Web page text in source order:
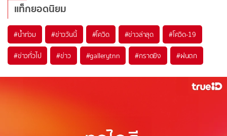
แท็กยอดนิยม
#น้ำท่วม #ข่าววันนี้ #โควิด #ข่าวล่าสุด #โควิด-19
#ข่าวทั่วไป #ข่าว #gallerytnn #กราดยิง #ฝนตก